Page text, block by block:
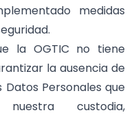
medidas
la OGTIC no tiene
la ausencia de
Personales que
custodia,